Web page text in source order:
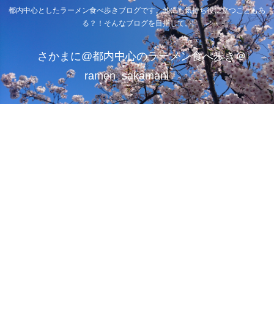
都内中心としたラーメン食べ歩きブログです。他にも気持ち役に立つこともあ
る？！そんなブログを目指して。
さかまに@都内中心のラーメン食べ歩き＠
ramen_sakamani